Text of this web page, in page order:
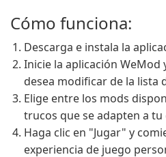
Cómo funciona:
Descarga e instala la
Inicie la aplicación WeMod
desea modificar de la lista
Elige entre los mods
trucos que se adapten a
Haga clic en "Jugar" y
experiencia de juego